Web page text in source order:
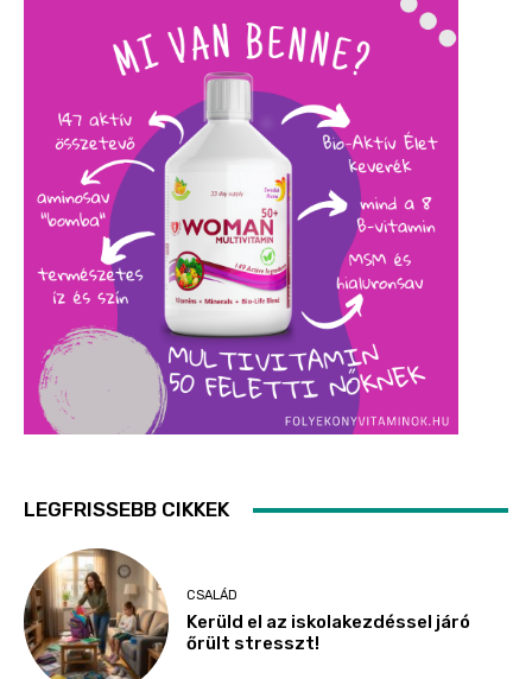
LEGFRISSEBB CIKKEK
CSALÁD
Kerüld el az iskolakezdéssel járó
őrült stresszt!